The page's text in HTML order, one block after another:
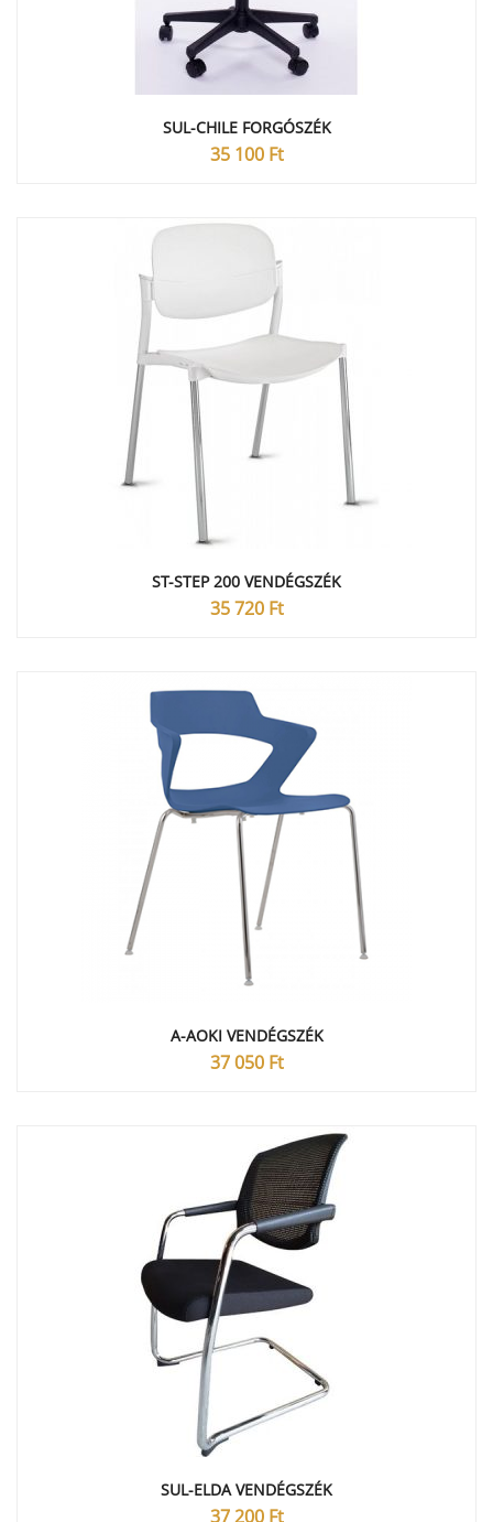
SUL-CHILE FORGÓSZÉK
35 100 Ft
ST-STEP 200 VENDÉGSZÉK
35 720 Ft
A-AOKI VENDÉGSZÉK
37 050 Ft
SUL-ELDA VENDÉGSZÉK
37 200 Ft